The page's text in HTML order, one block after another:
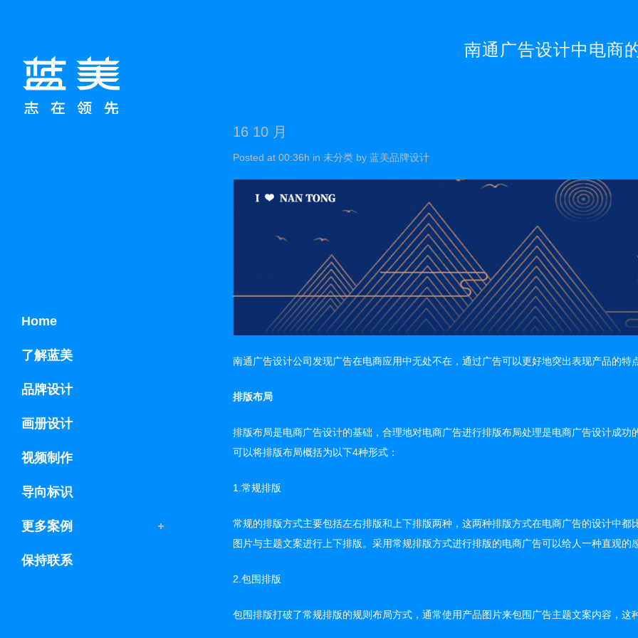
Home
了解蓝美
品牌设计
画册设计
视频制作
导向标识
更多案例
保持联系
南通广告设计中电商
16 10 月
Posted at 00:36h in 未分类 by 蓝美品牌设计
南通广告设计公司发现广告在电商应用中无处不在，通过广告可以更好地突出表现产品的特
排版布局
排版布局是电商广告设计的基础，合理地对电商广告进行排版布局处理是电商广告设计成
可以将排版布局概括为以下4种形式：
1.常规排版
常规的排版方式主要包括左右排版和上下排版两种，这两种排版方式在电商广告的设计中
图片与主题文案进行上下排版。采用常规排版方式进行排版的电商广告可以给人一种直观的
2.包围排版
包围排版打破了常规排版的规则布局方式，通常使用产品图片来包围广告主题文案内容，